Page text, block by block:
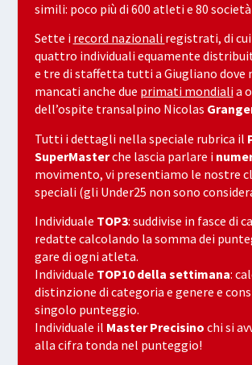
simili: poco più di 600 atleti e 80 società
Sette i record nazionali registrati, di cui
quattro individuali equamente
e tre di staffetta tutti a Giugliano dove
mancati anche due primati mondialia
dell’ospite transalpino Nicolas
Tutti i dettagli nella speciale rubrica il
SuperMasterche lascia parlare i
movimento, vi presentiamo le nostre
speciali (gli Under25 non sono
Individuale TOP3: suddivise in fasce di
redatte calcolando la somma dei
gare di ogni atleta.
Individuale TOP10 della settimana:
distinzione di categoria e genere e
singolo punteggio.
Individuale il Master Precisino chi si
alla cifra tonda nel punteggio!